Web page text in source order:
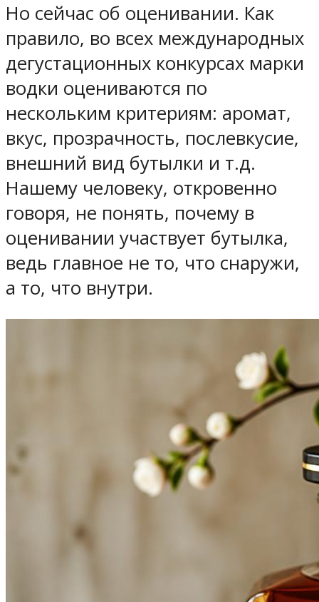
Но сейчас об оценивании. Как
правило, во всех международных
дегустационных конкурсах марки
водки оцениваются по
нескольким критериям: аромат,
вкус, прозрачность, послевкусие,
внешний вид бутылки и т.д.
Нашему человеку, откровенно
говоря, не понять, почему в
оценивании участвует бутылка,
ведь главное не то, что снаружи,
а то, что внутри.